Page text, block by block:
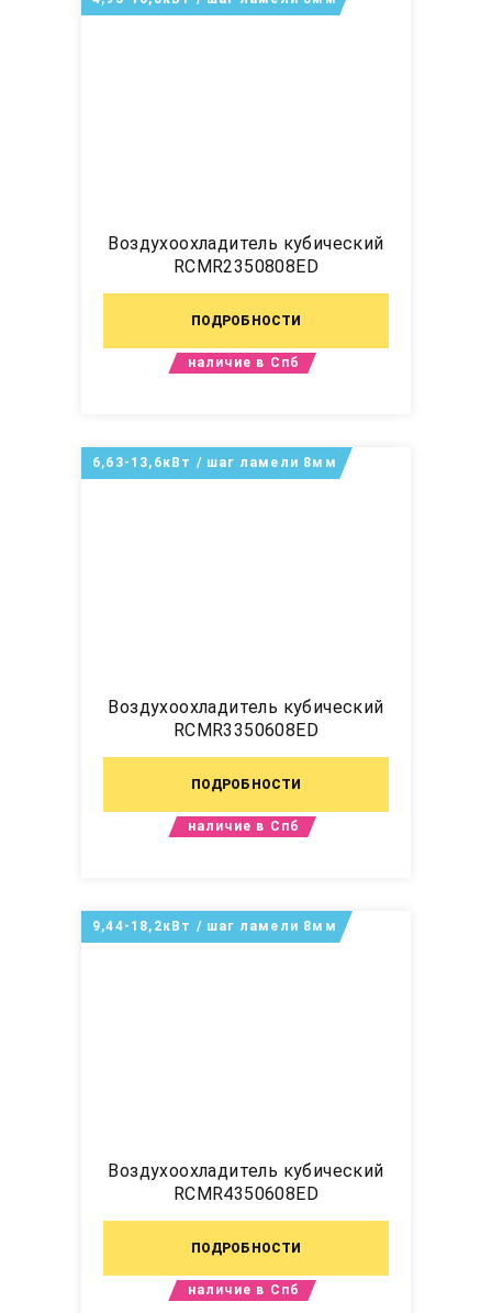
Воздухоохладитель кубический
RCMR2350808ED
ПОДРОБНОСТИ
наличие в Спб
Воздухоохладитель кубический
RCMR3350608ED
ПОДРОБНОСТИ
6,63-13,6кВт / шаг ламели 8мм
наличие в Спб
Воздухоохладитель кубический
RCMR4350608ED
ПОДРОБНОСТИ
9,44-18,2кВт / шаг ламели 8мм
наличие в Спб